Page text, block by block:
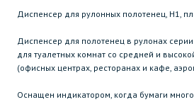
Диспенсер для рулонных полотенец, H1,
Диспенсер для полотенец в рулонах
для туалетных комнат со средней и
(офисных центрах, ресторанах и кафе,
Оснащен индикатором, когда бумаги